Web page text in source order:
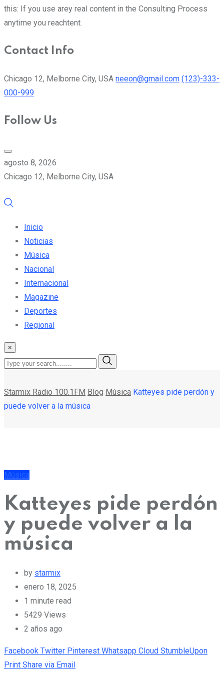
this: If you use arey real content in the Consulting Process
anytime you reachtent.
Contact Info
Chicago 12, Melborne City, USA neeon@gmail.com (123)-333-
000-999
Follow Us
agosto 8, 2026
Chicago 12, Melborne City, USA
Inicio
Noticias
Música
Nacional
Internacional
Magazine
Deportes
Regional
×
Starmix Radio 100.1FM Blog Música Katteyes pide perdón y
puede volver a la música
Música
Katteyes pide perdón
y puede volver a la
música
by starmix
enero 18, 2025
1 minute read
5429 Views
2 años ago
Facebook Twitter Pinterest Whatsapp Cloud StumbleUpon
Print Share via Email